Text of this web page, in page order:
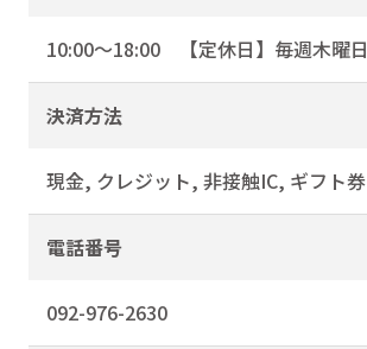
10:00〜18:00 【定休日】毎週木曜日
決済方法
現金, クレジット, 非接触IC, ギフト券
電話番号
092-976-2630